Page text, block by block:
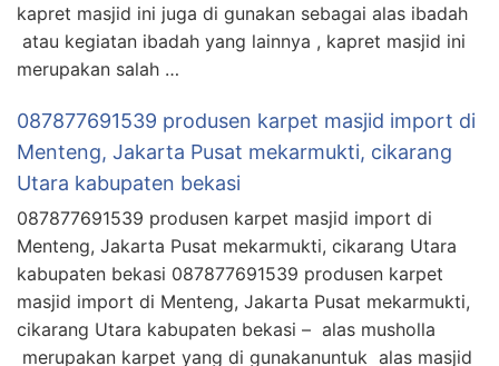
kapret masjid ini juga di gunakan sebagai alas ibadah
atau kegiatan ibadah yang lainnya , kapret masjid ini
merupakan salah …
087877691539 produsen karpet masjid import di
Menteng, Jakarta Pusat mekarmukti, cikarang
Utara kabupaten bekasi
087877691539 produsen karpet masjid import di
Menteng, Jakarta Pusat mekarmukti, cikarang Utara
kabupaten bekasi 087877691539 produsen karpet
masjid import di Menteng, Jakarta Pusat mekarmukti,
cikarang Utara kabupaten bekasi – alas musholla
merupakan karpet yang di gunakanuntuk alas masjid